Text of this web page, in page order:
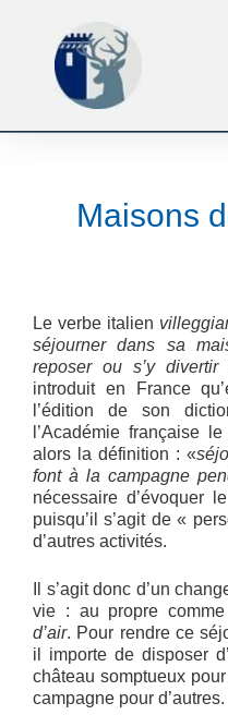
Maisons
Le verbe italien
séjourner dans sa
reposer ou s’y divertir
introduit en France
l’édition de son
l’Académie française
alors la définition : «
font à la campagne
nécessaire d’évoquer
puisqu’il s’agit de «
d’autres activités.
Il s’agit donc d’un
vie : au propre
d’air. Pour rendre ce
il importe de disposer
château somptueux
campagne pour d’autres.